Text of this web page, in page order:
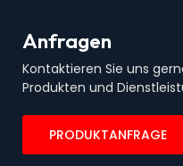
Anfragen
Kontaktieren Sie uns
Produkten und
PRODUKTANFRAGE